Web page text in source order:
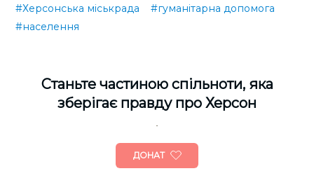
#Херсонська міськрада
#гуманітарна допомога
#населення
Cтаньте частиною спільноти, яка
зберігає правду про Херсон
ДОНАТ